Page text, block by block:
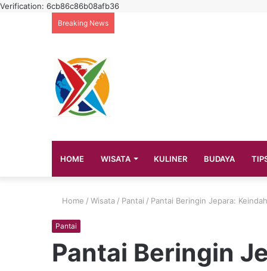
Verification: 6cb86c86b08afb36
Breaking News
HOME WISATA KULINER BUDAYA
Home / Wisata / Pantai / Pantai Beringin Jepara:
Pantai
Pantai Beringin